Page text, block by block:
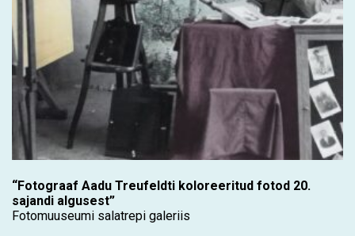
“Fotograaf Aadu Treufeldti koloreeritud fotod 20.
sajandi algusest”
Fotomuuseumi salatrepi galeriis